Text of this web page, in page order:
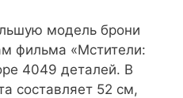
модель брони
фильма «Мстители:
4049 деталей. В
составляет 52 см,